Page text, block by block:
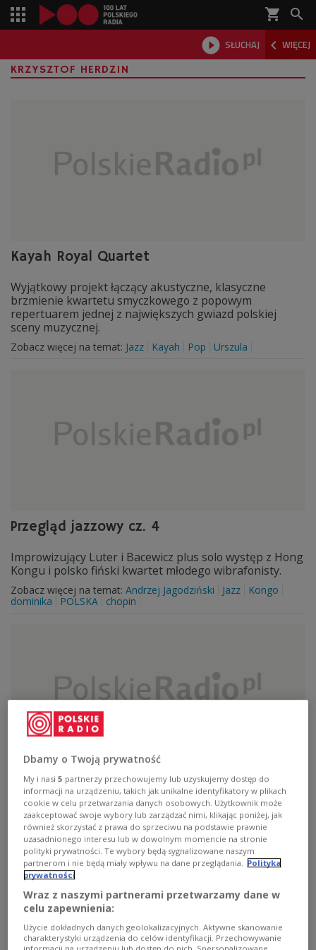
shopping_cart 
 SŁUCHAJ  WIĘCEJ

KRZYSZTOF HERDZIN
Kayah Royal Quartet
Wyjątkowy projekt łączący akustyczne, klasyczne
brzmienie kwartetu smyczkowego z popowym
repertuarem jednej z największych gwiazd polskiej
sceny muzycznej.
Zobacz więcej na temat: Jazz Kayah Pop Urszula
Przegląd jazzowy cz. 4
Improwizujący Luter i Bacewicz plus solo występ z Hong
Kongu i polsko fiński kwartet młodego wibrafonisty.
Zobacz więcej na temat: Andrzej Jagodziński Jazz
Kongo
dominika
POLSKA chopin
Trzy kwadranse jazzu
Zobacz więcej na temat:chopin Jazz mazurek
Dbamy o Twoją prywatność
My i nasi5 partnerzy przechowujemy lub uzyskujemy dostęp do
informacji na urządzeniu, takich jak unikalne identyfikatory w plikach
cookie w celu przetwarzania danych osobowych. Użytkownik może
zaakceptować swoje wybory lub zarządzać nimi, klikając poniżej, jak
również skorzystać z prawa do sprzeciwu na podstawie prawnie
uzasadnionego interesu lub w dowolnym momencie na stronie
polityki prywatności. Te wybory będą sygnalizowane naszym
partnerom i nie będą miały wpływu na dane przeglądania. Polityka
prywatności
Wraz z naszymi partnerami przetwarzamy dane w
celu zapewnienia:
Użycie dokładnych danych geolokalizacyjnych. Aktywne skanowanie
charakterystyki urządzenia do celów identyfikacji. Przechowywanie